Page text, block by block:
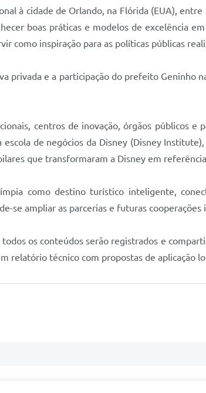
à cidade de Orlando, na Flórida (EUA),
boas práticas e modelos de excelência
como inspiração para as políticas públicas
privada e a participação do prefeito Geninho
centros de inovação, órgãos públicos e
de negócios da Disney (Disney
que transformaram a Disney em
como destino turístico inteligente,
se ampliar as parcerias e futuras cooperações
os conteúdos serão registrados e
técnico com propostas de aplicação